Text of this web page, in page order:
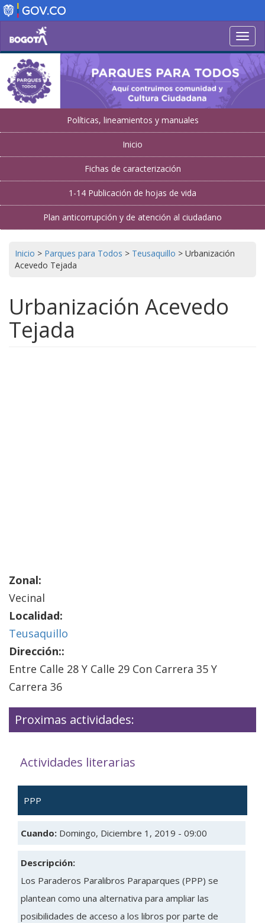
Pasar
al
contenido
principal
Políticas, lineamientos y manuales
Inicio
Fichas de caracterización
1-14 Publicación de hojas de vida
Plan anticorrupción y de atención al ciudadano
Inicio > Parques para Todos > Teusaquillo > Urbanización
Acevedo Tejada
Urbanización Acevedo
Tejada
Zonal:
Vecinal
Localidad:
Teusaquillo
Dirección::
Entre Calle 28 Y Calle 29 Con Carrera 35 Y
Carrera 36
Proximas actividades:
Actividades literarias
PPP
Cuando: Domingo, Diciembre 1, 2019 - 09:00
Descripción:
Los Paraderos Paralibros Paraparques (PPP) se
plantean como una alternativa para ampliar las
posibilidades de acceso a los libros por parte de